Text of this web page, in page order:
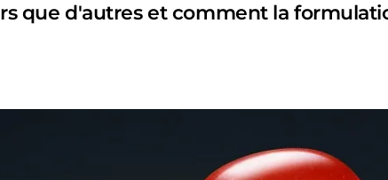
que d'autres et comment la